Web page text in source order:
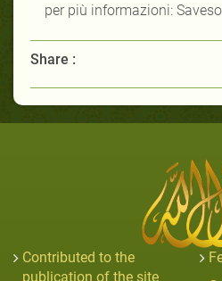
per più informazioni:
Share :
Contributed to the
publication of the site